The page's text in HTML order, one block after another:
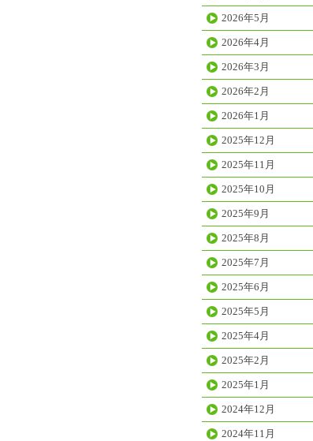
2026年5月
2026年4月
2026年3月
2026年2月
2026年1月
2025年12月
2025年11月
2025年10月
2025年9月
2025年8月
2025年7月
2025年6月
2025年5月
2025年4月
2025年2月
2025年1月
2024年12月
2024年11月